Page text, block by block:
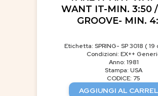
WANT IT-MIN. 3:50
GROOVE- MIN.
Etichetta: SPRING- SP 3018 ( 19
Condizioni: EX++
Anno: 1981
Stampa: USA
CODICE: 75
AGGIUNGI AL